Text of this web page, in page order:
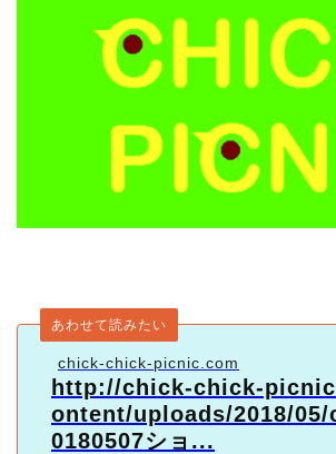
chick-chick-picnic.com
あわせて読みたい
http://chick-chick-
ontent/uploads/2018/05/
0180507ショ...